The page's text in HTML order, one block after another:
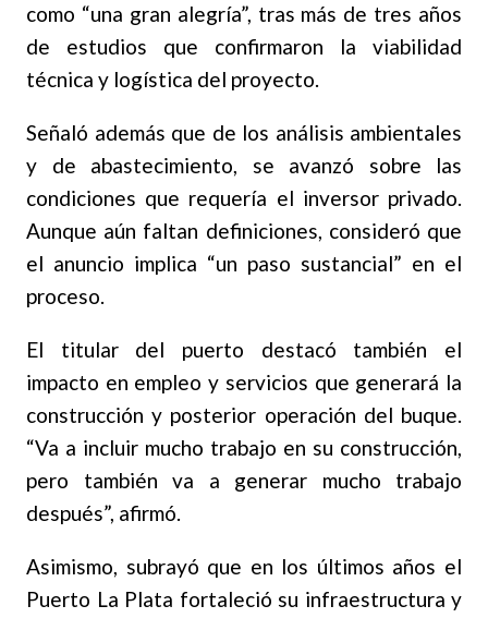
como “una gran alegría”, tras más de tres años
de estudios que confirmaron la viabilidad
técnica y logística del proyecto.
Señaló además que de los análisis ambientales
y de abastecimiento, se avanzó sobre las
condiciones que requería el inversor privado.
Aunque aún faltan definiciones, consideró que
el anuncio implica “un paso sustancial” en el
proceso.
El titular del puerto destacó también el
impacto en empleo y servicios que generará la
construcción y posterior operación del buque.
“Va a incluir mucho trabajo en su construcción,
pero también va a generar mucho trabajo
después”, afirmó.
Asimismo, subrayó que en los últimos años el
Puerto La Plata fortaleció su infraestructura y